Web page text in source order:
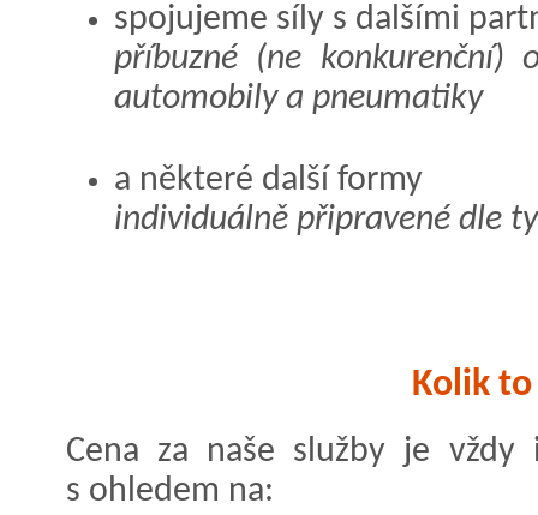
spojujeme síly s dalšími
příbuzné (ne
automobily a pneumatiky
a některé další formy
individuálně připravené dle
Kolik
Cena za naše služby je
s ohledem na: